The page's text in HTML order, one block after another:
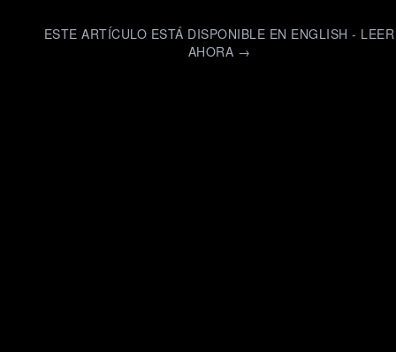
ESTE ARTÍCULO ESTÁ DISPONIBLE EN ENGLISH - LEER
AHORA →